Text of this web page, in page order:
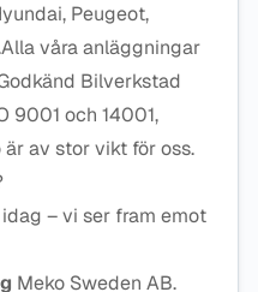
Peugeot,
våra anläggningar
Bilverkstad
9001 och 14001,
av stor vikt för oss.
– vi ser fram emot
Meko Sweden AB.